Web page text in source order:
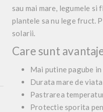
sau mai mare, legumele si
plantele sa nu lege fruct.
solarii.
Care sunt
Mai putine pagube
Durata mare de
Pastrarea
Protectie sporita